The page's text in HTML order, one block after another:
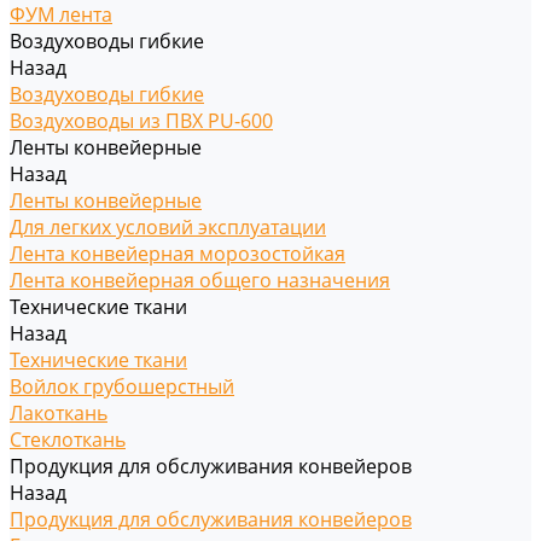
ФУМ лента
Воздуховоды гибкие
Назад
Воздуховоды гибкие
Воздуховоды из ПВХ PU-600
Ленты конвейерные
Назад
Ленты конвейерные
Для легких условий эксплуатации
Лента конвейерная морозостойкая
Лента конвейерная общего назначения
Технические ткани
Назад
Технические ткани
Войлок грубошерстный
Лакоткань
Стеклоткань
Продукция для обслуживания конвейеров
Назад
Продукция для обслуживания конвейеров